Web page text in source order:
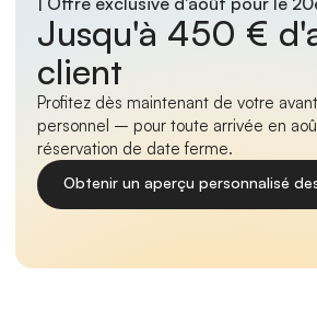
Jusqu'à 450 €
client
Profitez dès maintenant de votre
personnel – pour toute arrivée en
réservation de date ferme.
Obtenir un aperçu personnalisé